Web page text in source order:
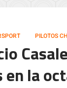
PILOTOS
la